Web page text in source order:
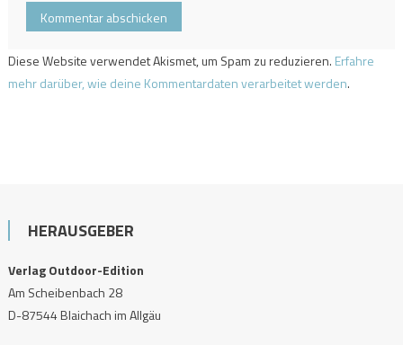
Diese Website verwendet Akismet, um Spam zu reduzieren. Erfahre
mehr darüber, wie deine Kommentardaten verarbeitet werden.
HERAUSGEBER
Verlag Outdoor-Edition
Am Scheibenbach 28
D-87544 Blaichach im Allgäu